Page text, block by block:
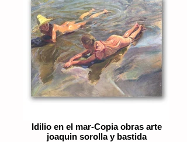
Idilio en el mar-Copia obras arte
joaquin sorolla y bastida